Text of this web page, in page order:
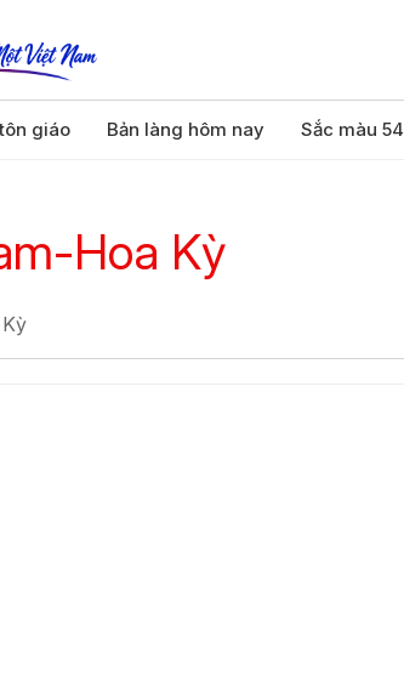
giáo Bản làng hôm nay Sắc màu 54
Hoa Kỳ